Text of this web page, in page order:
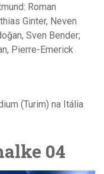
Roman
Ginter, Neven
Sven Bender;
Pierre-Emerick
(Turim) na Itália
04